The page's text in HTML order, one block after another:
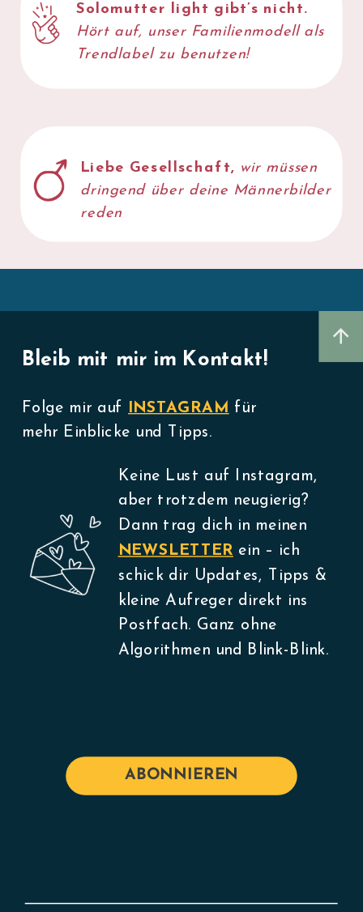
Liebe Gesellschaft, wir müssen
dringend über deine Männerbilder
reden
Solomutter light gibt’s nicht.
Hört auf, unser Familienmodell als
Trendlabel zu benutzen!
Bleib mit mir im Kontakt!
Keine Lust auf Instagram,
aber trotzdem neugierig?
Dann trag dich in meinen
NEWSLETTER ein – ich
schick dir Updates, Tipps &
kleine Aufreger direkt ins
Postfach. Ganz ohne
Algorithmen und Blink-Blink.
Folge mir auf INSTAGRAM für
mehr Einblicke und Tipps.